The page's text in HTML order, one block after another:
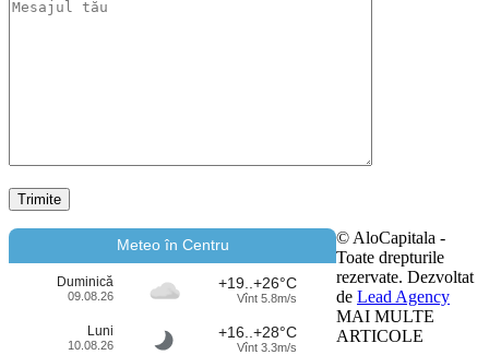
Meteo în Centru
Duminică
09.08.26
+19..+26°C
Vînt 5.8m/s
Luni
10.08.26
+16..+28°C
Vînt 3.3m/s
© AloCapitala -
Toate drepturile
rezervate. Dezvoltat
de Lead Agency
MAI MULTE
ARTICOLE